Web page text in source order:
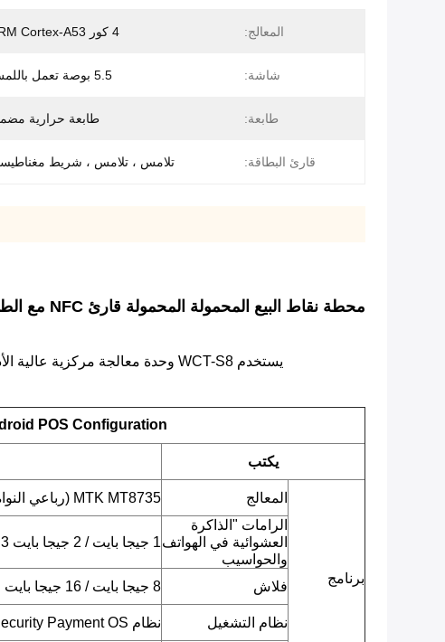
المعالج: 4 كور ARM Cortex-A53
شاشة: 5.5 بوصة تعمل باللمس
طابعة: طابعة حرارية
قارئ البطاقة: تلامس ، تلامس ، شريط
محطة نقاط البيع المحمولة المحمولة قارئ NFC مع الطابعة ماسح ضوئي للباركود
يستخدم WCT-S8 وحدة معالجة مركزية عالية الأداء ويدمج الدفع وماسح الباركود والطابعة عالية السرعة في جسم واحد.تصميم بطارية كبير الحجم يجعل الأداء أكثر تميزًا.
POS Configuration
يكتب
برنامج
المعالج
MTK MT8735 (رباعي النواة ARM Cortex-A53 ، 1.3 جيجا هرتز)
الرامات "الذاكرة
العشوائية في الهواتف
والحواسيب
1 جيجا بايت / 2 جيجا بايت LPDDR3
فلاش 8 جيجا بايت / 16 جيجا بايت EMMC
نظام التشغيل نظام Android 7.0 Security Payment OS